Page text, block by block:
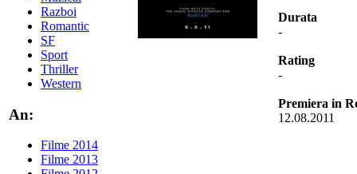
Razboi
Romantic
SF
Sport
Thriller
Western
An:
Filme 2014
Filme 2013
Durata
-
Rating
-
Premiera in
12.08.2011